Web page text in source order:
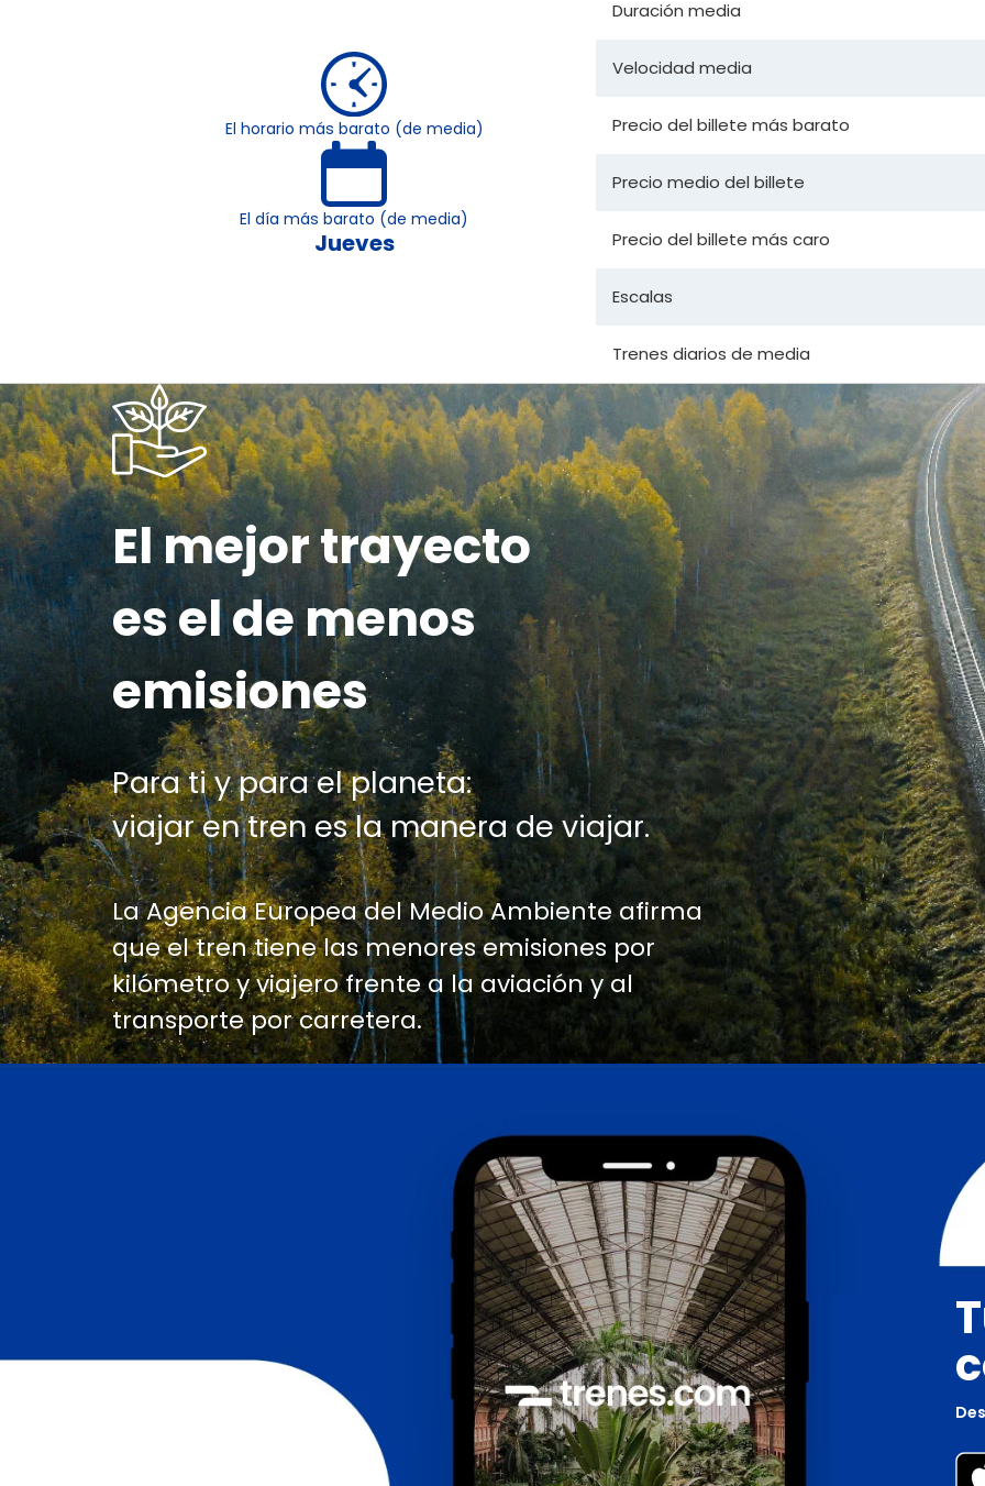
El horario más barato (de media)
El día más barato (de media)
Jueves
Duración media
Velocidad media
Precio del billete más barato
Precio medio del billete
Precio del billete más caro
Escalas
Trenes diarios de media
El mejor trayecto
es el de menos
emisiones
Para ti y para el planeta:
viajar en tren es la manera de viajar.
La Agencia Europea del Medio Ambiente afirma
que el tren tiene las menores emisiones por
kilómetro y viajero frente a la aviación y al
transporte por carretera.